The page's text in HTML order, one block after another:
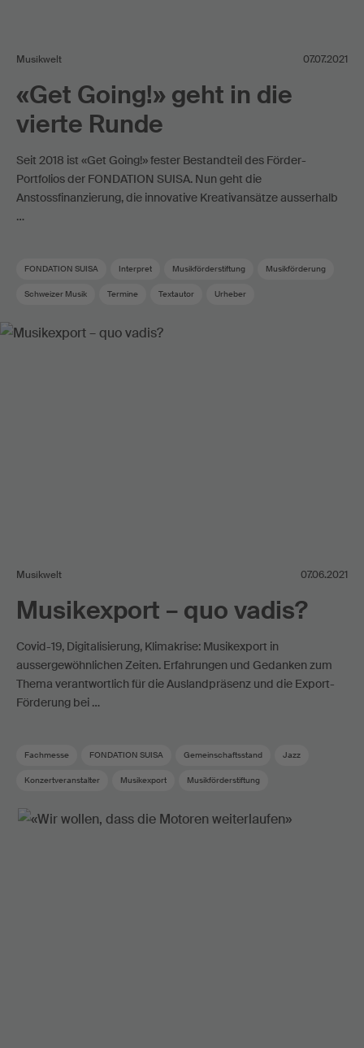
Musikwelt 07.07.2021
«Get Going!» geht in die
vierte Runde
Seit 2018 ist «Get Going!» fester Bestandteil des Förder-
Portfolios der FONDATION SUISA. Nun geht die
Anstossfinanzierung, die innovative Kreativansätze ausserhalb
…
FONDATION SUISA Interpret Musikförderstiftung Musikförderung
Schweizer Musik Termine Textautor Urheber
Musikwelt 07.06.2021
Musikexport – quo vadis?
Covid-19, Digitalisierung, Klimakrise: Musikexport in
aussergewöhnlichen Zeiten. Erfahrungen und Gedanken zum
Thema verantwortlich für die Auslandpräsenz und die Export-
Förderung bei …
Fachmesse FONDATION SUISA Gemeinschaftsstand Jazz
Konzertveranstalter Musikexport Musikförderstiftung